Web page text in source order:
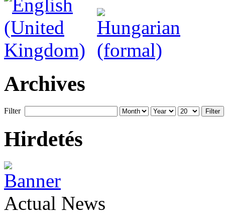
Archives
Filter Filter
Hirdetés
Actual News